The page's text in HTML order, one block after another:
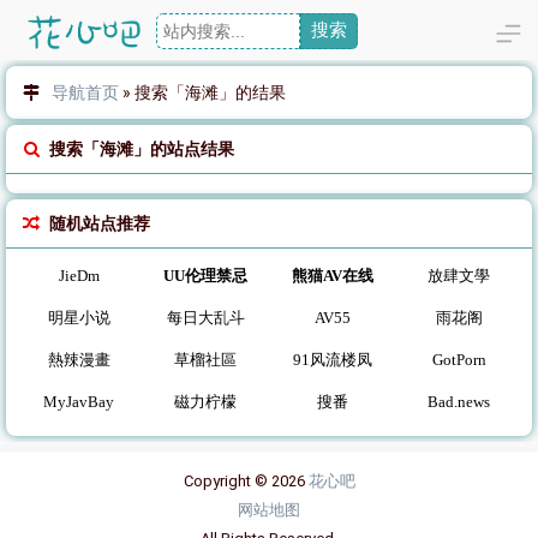
搜索
导航首页 » 搜索「海滩」的结果
搜索「海滩」的站点结果
随机站点推荐
JieDm UU伦理禁忌 熊猫AV在线 放肆文學
明星小说 每日大乱斗 AV55 雨花阁
熱辣漫畫 草榴社區 91风流楼凤 GotPorn
MyJavBay 磁力柠檬 搜番 Bad.news
Copyright © 2026 花心吧
网站地图